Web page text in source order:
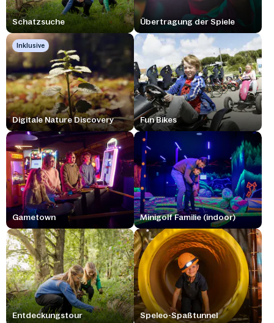
Schatzsuche Übertragung der Spiele
Inklusive
Digitale Nature Discovery Fun Bikes
Gametown Minigolf Familie (indoor)
Entdeckungstour Speleo-Spaßtunnel